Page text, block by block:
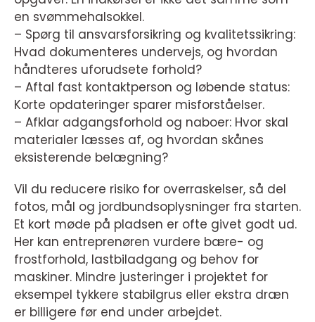
en svømmehalsokkel.
– Spørg til ansvarsforsikring og kvalitetssikring:
Hvad dokumenteres undervejs, og hvordan
håndteres uforudsete forhold?
– Aftal fast kontaktperson og løbende status:
Korte opdateringer sparer misforståelser.
– Afklar adgangsforhold og naboer: Hvor skal
materialer læsses af, og hvordan skånes
eksisterende belægning?
Vil du reducere risiko for overraskelser, så del
fotos, mål og jordbundsoplysninger fra starten.
Et kort møde på pladsen er ofte givet godt ud.
Her kan entreprenøren vurdere bære- og
frostforhold, lastbiladgang og behov for
maskiner. Mindre justeringer i projektet for
eksempel tykkere stabilgrus eller ekstra dræn
er billigere før end under arbejdet.